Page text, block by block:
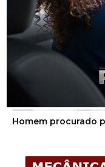
Homem procurado